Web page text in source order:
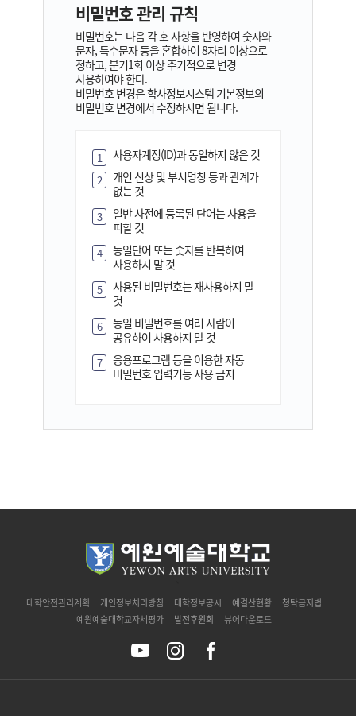
비밀번호 관리 규칙
비밀번호는 다음 각 호 사항을 반영하여 숫자와
문자, 특수문자 등을 혼합하여 8자리 이상으로
정하고, 분기1회 이상 주기적으로 변경
사용하여야 한다.
비밀번호 변경은 학사정보시스템 기본정보의
비밀번호 변경에서 수정하시면 됩니다.
1 사용자계정(ID)과 동일하지 않은 것
2
개인 신상 및 부서명칭 등과 관계가
없는 것
3
일반 사전에 등록된 단어는 사용을
피할 것
4
동일단어 또는 숫자를 반복하여
사용하지 말 것
5
사용된 비밀번호는 재사용하지 말
것
6
동일 비밀번호를 여러 사람이
공유하여 사용하지 말 것
7
응용프로그램 등을 이용한 자동
비밀번호 입력기능 사용 금지
대학안전관리계획 개인정보처리방침 대학정보공시 예결산현황
청탁금지법
예원예술대학교자체평가
발전후원회 뷰어다운로드